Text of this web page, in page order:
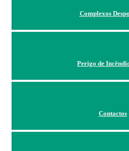
Complexos
Perigo de
Contactos